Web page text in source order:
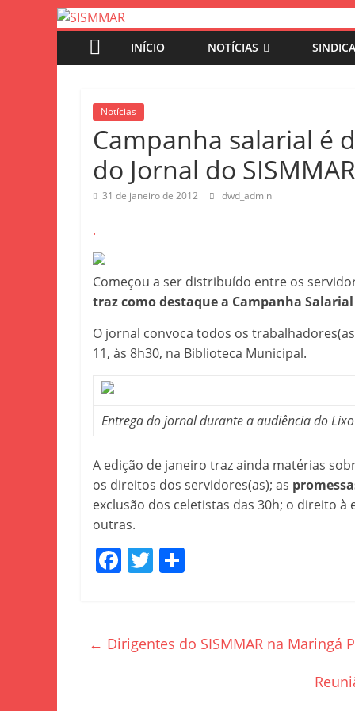
Pular
paraSISMMAR
SINDICATO
INÍCIO NOTÍCIAS
Notícias
Campanha salarial é
do Jornal do SISMMAR
31 de janeiro de 2012 dwd_admin
.
Começou a ser distribuído entre os
traz como destaque a Campanha Salarial
O jornal convoca todos os
11, às 8h30, na Biblioteca Municipal.
Entrega do jornal durante a audiência do Lixo
A edição de janeiro traz ainda matérias
os direitos dos servidores(as); as
exclusão dos celetistas das 30h; o direito
outras.
F
e
b
T
er e
← Dirigentes do SISMMAR na Maringá